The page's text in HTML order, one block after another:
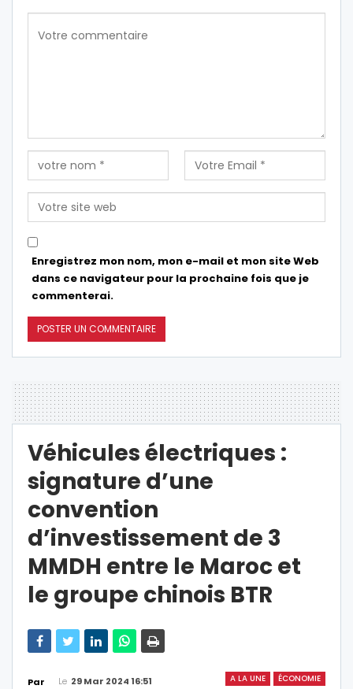
Enregistrez mon nom, mon e-mail et mon site Web
dans ce navigateur pour la prochaine fois que je
commenterai.
Véhicules électriques :
signature d’une
convention
d’investissement de 3
MMDH entre le Maroc et
le groupe chinois BTR
A LA UNE ÉCONOMIE
Par Le 29 Mar 2024 16:51